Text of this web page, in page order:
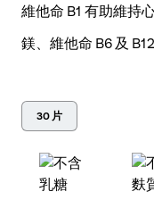
維他命 B1 有助維持
鎂、維他命 B6 及
30 片